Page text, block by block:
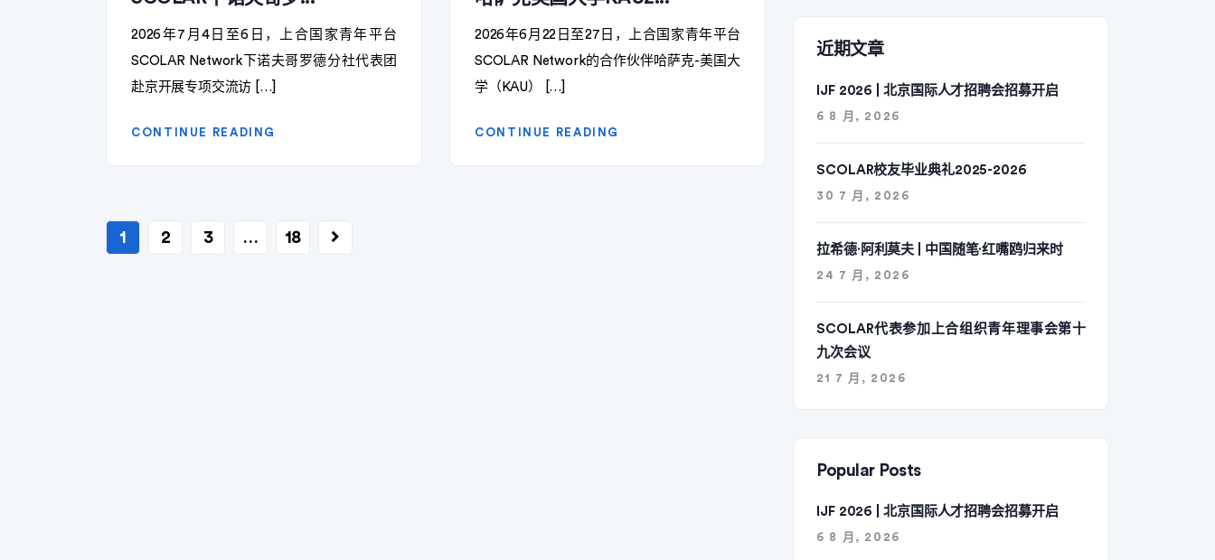
2026年7月4日至6日，上合国家青年平台
SCOLAR Network下诺夫哥罗德分社代表团
赴京开展专项交流访 […]
CONTINUE READING
2026年6月22日至27日，上合国家青年平台
SCOLAR Network的合作伙伴哈萨克-美国大
学（KAU） […]
CONTINUE READING
文
1 2 3 … 18
近期文章
IJF 2026 | 北京国际人才招聘会招募开启
6 8 月, 2026
SCOLAR校友毕业典礼2025-2026
30 7 月, 2026
拉希德·阿利莫夫 | 中国随笔·红嘴鸥归来时
24 7 月, 2026
SCOLAR代表参加上合组织青年理事会第十
九次会议
21 7 月, 2026
Popular Posts
IJF 2026 | 北京国际人才招聘会招募开启
6 8 月, 2026